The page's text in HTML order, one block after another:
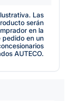
Las
serán
en la
pedido en un
AUTECO.